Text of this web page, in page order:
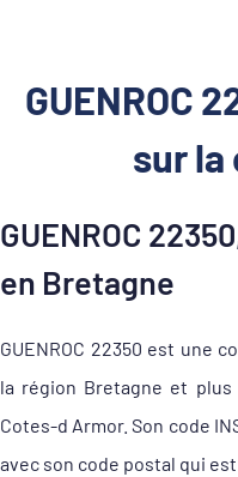
GUENROC
sur la
GUENROC
en Bretagne
GUENROC 22350 est une
la région Bretagne et
Cotes-d Armor. Son code
avec son code postal qui est